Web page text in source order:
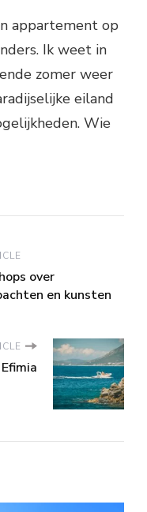
appartement op
Ik weet in
zomer weer
eiland
Wie
over
en kunsten